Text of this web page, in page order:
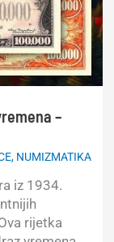
–
, NUMIZMATIKA
iz 1934.
rijetka